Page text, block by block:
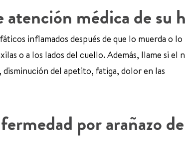
atención médica de su
inflamados después de que lo muerda o lo
o a los lados del cuello. Además, llame si el
disminución del apetito, fatiga, dolor en las
por arañazo de